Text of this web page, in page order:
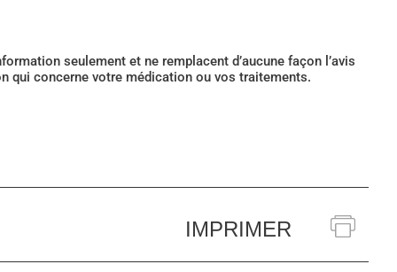
seulement et ne remplacent d’aucune façon l’avis
qui concerne votre médication ou vos traitements.
IMPRIMER